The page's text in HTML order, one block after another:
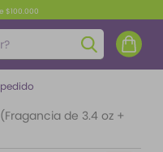
$100.000
de 3.4 oz +